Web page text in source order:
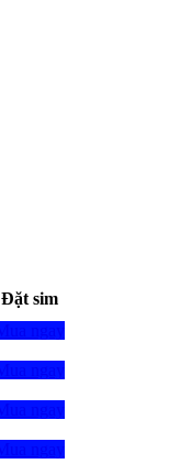
Đặt sim